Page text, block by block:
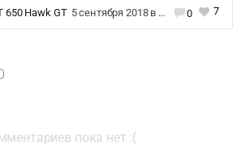
650 Hawk GT 5 сентября 2018 в 10:55 0 7
пока нет :(